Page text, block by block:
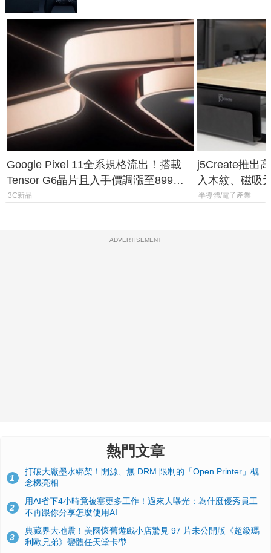
Google Pixel 11全系規格流出！搭載
Tensor G6晶片且入手價調漲至899美
元
3C新品
j5Create推出
入木紋、磁吸
半導體/電子產業
ADVERTISEMENT
熱門文章
1
打破大廠墨水綁架！開源、無 DRM 限制的「Open Printer」概
念機亮相
2
用AI省下4小時竟被塞更多工作！過來人曝光：為什麼優秀員工
不再跟你分享怎麼使用AI
3
典藏界大地震！美國懷舊遊戲小店驚見 97 片未公開版《超級瑪
利歐兄弟》變體任天堂卡帶